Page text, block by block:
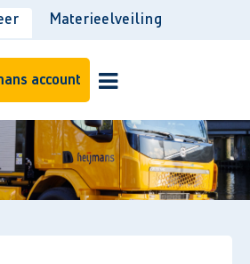
Materieelveiling
account